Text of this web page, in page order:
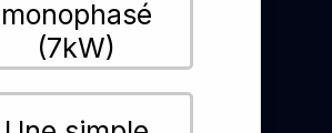
monophasé
(7kW)